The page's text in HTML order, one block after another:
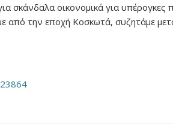
σκάνδαλα οικονομικά για υπέρογκες
από την εποχή Κοσκωτά, συζητάμε